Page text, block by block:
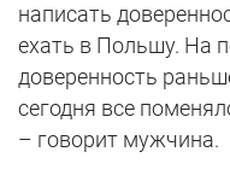
написать
ехать в Польшу. На
доверенность
сегодня все
– говорит мужчина.